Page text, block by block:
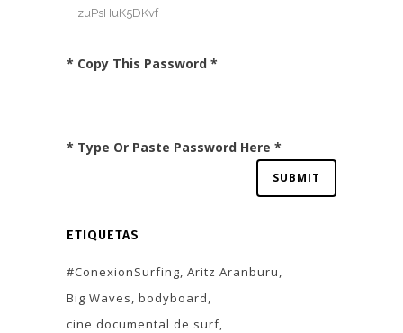
* Copy This Password *
* Type Or Paste Password Here *
ETIQUETAS
#ConexionSurfing Aritz Aranburu
Big Waves bodyboard
cine documental de surf